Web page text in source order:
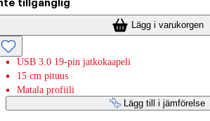
tillgänglig
Lägg i varukorgen
USB 3.0 19-pin jatkokaapeli
15 cm pituus
Matala profiili
Lägg till i jämförelse